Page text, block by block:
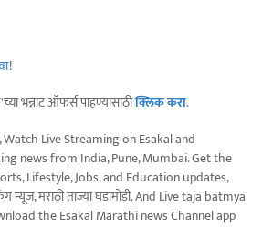
!
भन्नाट ऑफर्स पाहण्यासाठीक्लिक करा.
, Watch Live Streaming on Esakal and
news from India, Pune, Mumbai. Get the
Lifestyle, Jobs, and Education updates,
न्यूज, मराठी ताज्या घडामोडी. And Live taja batmya
the Esakal Marathi news Channel app